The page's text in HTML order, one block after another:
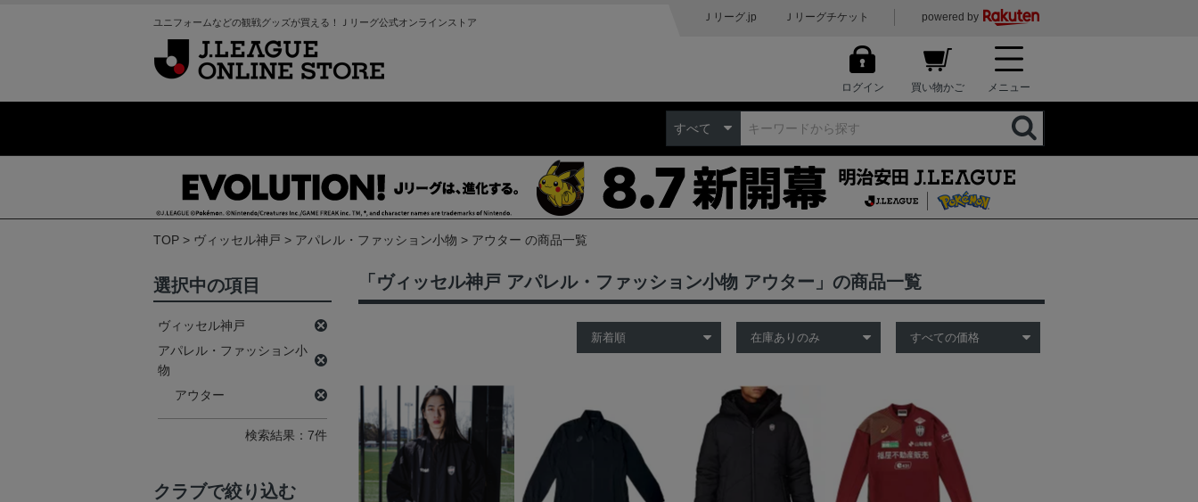
ユニフォームなどの観戦グッズが買える！Ｊリーグ公式オンラインストア Ｊリーグ.jp Ｊリーグチケット powered by
ログイン 買い物かご メニュー
すべて
TOP ヴィッセル神戸 アパレル・ファッション小物 アウター の商品一覧
「ヴィッセル神戸 アパレル・ファッション小物 アウター」の商品一覧
選択中の項目
ヴィッセル神戸
アパレル・ファッション小
物
アウター
検索結果：7件
クラブで絞り込む